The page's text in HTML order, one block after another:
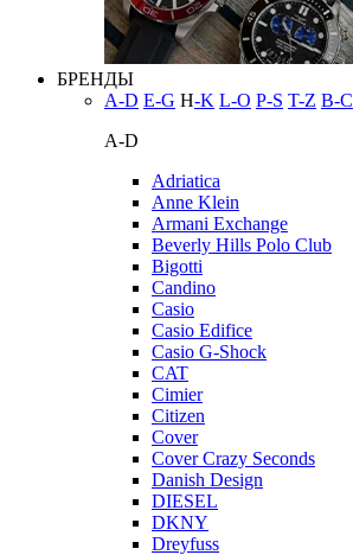
БРЕНДЫ
A-D E-G H-K L-O P-S T-Z В-С
A-D
Adriatica
Anne Klein
Armani Exchange
Beverly Hills Polo Club
Bigotti
Candino
Casio
Casio Edifice
Casio G-Shock
CAT
Cimier
Citizen
Cover
Cover Crazy Seconds
Danish Design
DIESEL
DKNY
Dreyfuss